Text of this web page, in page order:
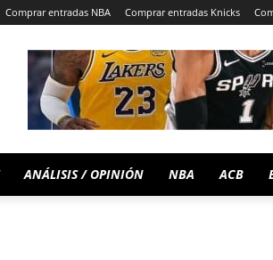
Comprar entradas NBA Comprar entradas Knicks
ANÁLISIS / OPINIÓN NBA ACB